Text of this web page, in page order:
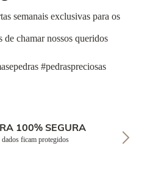
semanais exclusivas para os
de chamar nossos queridos
#pedraspreciosas
100% SEGURA
dados ficam protegidos